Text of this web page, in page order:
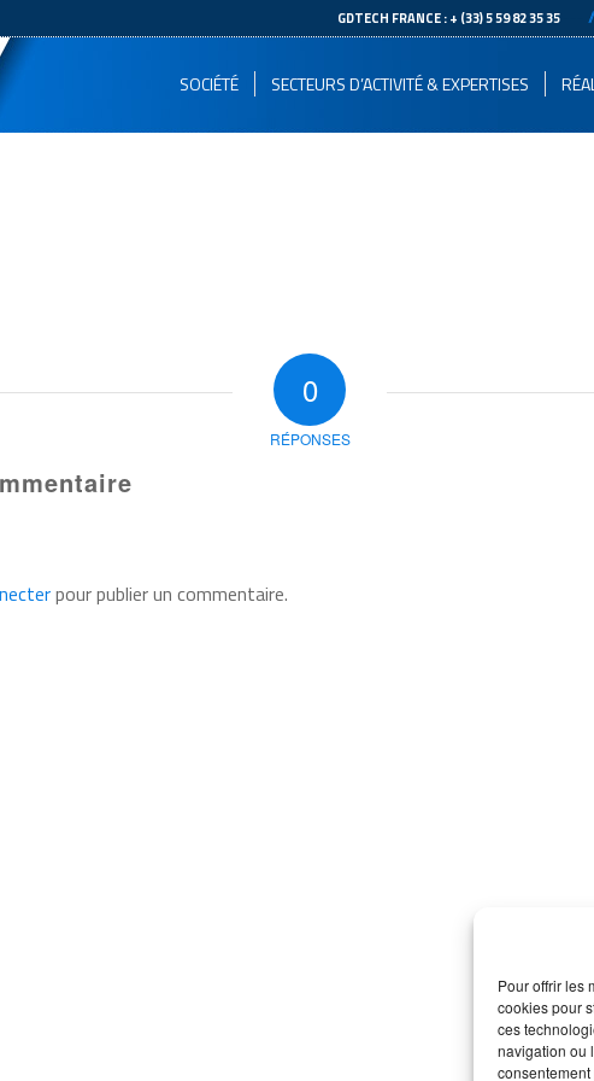
Pour offrir les
cookies pour
ces
navigation ou
GDTECH FRANCE : + (33) 5 59 82 35 35 //
SOCIÉTÉ SECTEURS D’ACTIVITÉ & EXPERTISES
0
RÉPONSES
pour publier un commentaire.